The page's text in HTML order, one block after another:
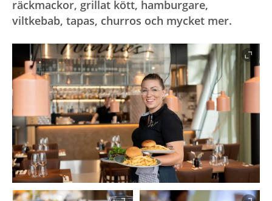
räckmackor, grillat kött, hamburgare,
viltkebab, tapas, churros och mycket mer.